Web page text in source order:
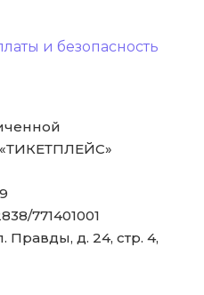
и безопасность
«ТИКЕТПЛЕЙС»
771401001
Правды, д. 24, стр. 4,